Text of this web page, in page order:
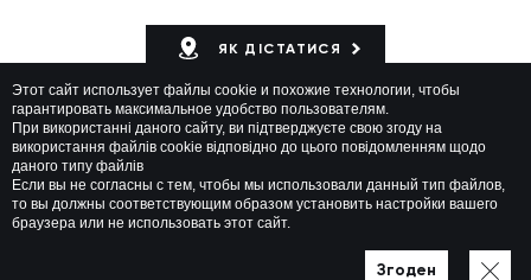
ЯК ДІСТАТИСЯ
Мапа ТРЦ
Lavina Mall © 2026 Всі права захищені
Этот сайт использует файлы cookie и похожие технологии, чтобы
гарантировать максимальное удобство пользователям.
При використанні даного сайту, ви підтверджуєте свою згоду на
використання файлів cookie відповідно до цього повідомленням щодо
даного типу файлів
Если вы не согласны с тем, чтобы мы использовали данный тип файлов,
то вы должны соответствующим образом установить настройки вашего
браузера или не использовать этот сайт.
Згоден